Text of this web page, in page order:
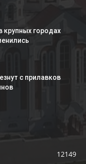
крупных городах
с прилавков
12149